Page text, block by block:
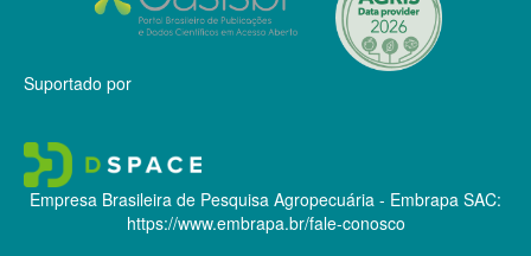
Suportado por
Empresa Brasileira de Pesquisa Agropecuária - Embrapa SAC:
https://www.embrapa.br/fale-conosco